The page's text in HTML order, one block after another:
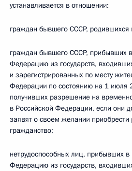
устанавливается в отношении:
граждан бывшего СССР,
граждан бывшего СССР, прибывших
Федерацию из государств,
и зарегистрированных по месту
Федерации по состоянию на 1 июля
получивших разрешение на
в Российской Федерации, если они
заявят о своем желании приобрести
гражданство;
нетрудоспособных лиц, прибывших в
Федерацию из государств,